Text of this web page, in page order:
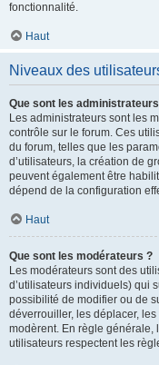
fonctionnalité.
Haut
Niveaux des
Que sont les
Les administrateurs sont les
contrôle sur le forum. Ces
du forum, telles que les
d’utilisateurs, la création de
peuvent également être
dépend de la configuration
Haut
Que sont les modérateurs ?
Les modérateurs sont des
d’utilisateurs individuels) qui
possibilité de modifier ou de
déverrouiller, les déplacer,
modèrent. En règle générale,
utilisateurs respectent les